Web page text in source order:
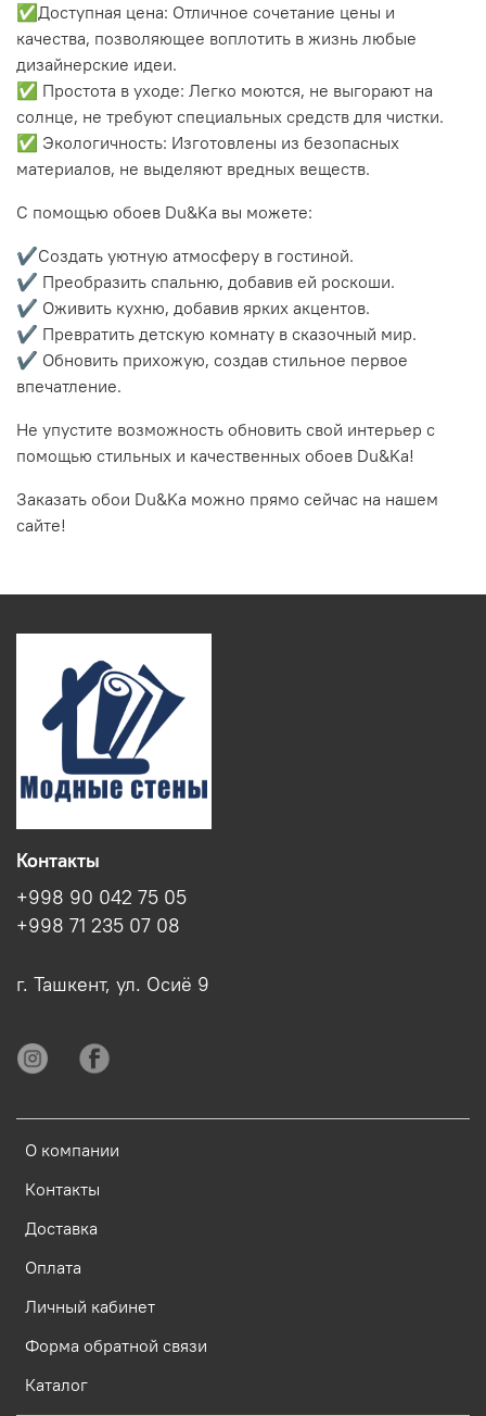
✅Доступная цена: Отличное сочетание цены и
качества, позволяющее воплотить в жизнь любые
дизайнерские идеи.
✅ Простота в уходе: Легко моются, не выгорают на
солнце, не требуют специальных средств для чистки.
✅ Экологичность: Изготовлены из безопасных
материалов, не выделяют вредных веществ.
С помощью обоев Du&Ka вы можете:
✔️Создать уютную атмосферу в гостиной.
✔️ Преобразить спальню, добавив ей роскоши.
✔️ Оживить кухню, добавив ярких акцентов.
✔️ Превратить детскую комнату в сказочный мир.
✔️ Обновить прихожую, создав стильное первое
впечатление.
Не упустите возможность обновить свой интерьер с
помощью стильных и качественных обоев Du&Ka!
Заказать обои Du&Ka можно прямо сейчас на нашем
сайте!
О компании
Контакты
Доставка
Оплата
Личный кабинет
Форма обратной связи
Каталог
Контакты
+998 90 042 75 05
+998 71 235 07 08
г. Ташкент, ул. Осиё 9